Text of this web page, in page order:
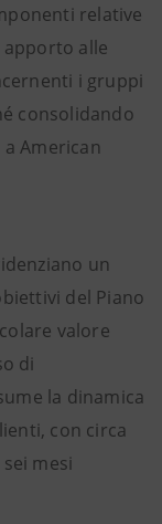
relative
alle
i gruppi
consolidando
American
un
del Piano
valore
di
la dinamica
con circa
mesi